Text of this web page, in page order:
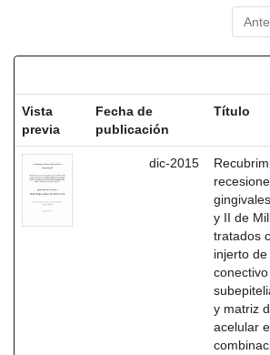
Vista
previa
Fecha de
publicación
Título
dic-2015
y II de
tratados
injerto
conectivo
y matriz
acelular